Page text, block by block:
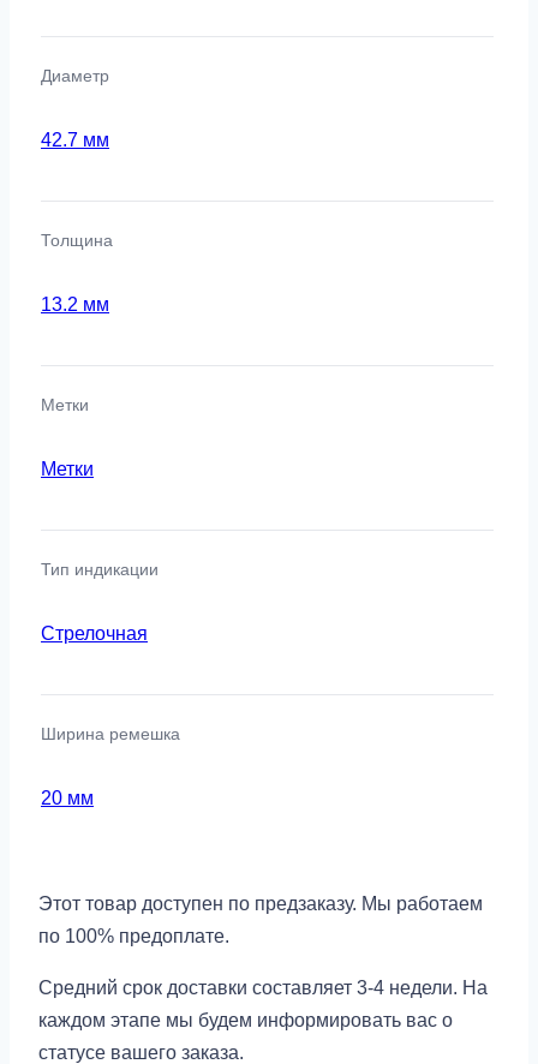
Диаметр
42.7 мм
Толщина
13.2 мм
Метки
Метки
Тип индикации
Стрелочная
Ширина ремешка
20 мм
Этот товар доступен по предзаказу. Мы работаем
по 100% предоплате.
Средний срок доставки составляет 3-4 недели. На
каждом этапе мы будем информировать вас о
статусе вашего заказа.